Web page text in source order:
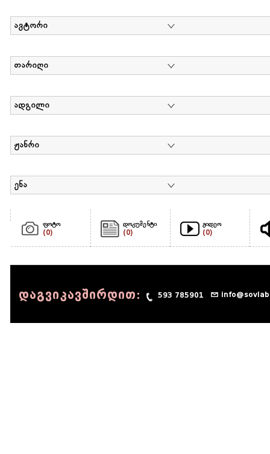
ავტორი
თარიღი
ადგილი
ჟანრი
ენა
ფოტო
(0)
დოკუმენტი
(0)
ვიდეო
(0)
დაგვიკავშირდით: 593 785901